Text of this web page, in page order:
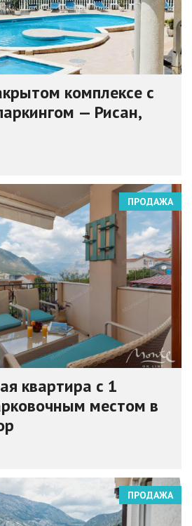
комплексе с
— Рисан,
ПРОДАЖА
квартира с 1
местом в
ПРОДАЖА